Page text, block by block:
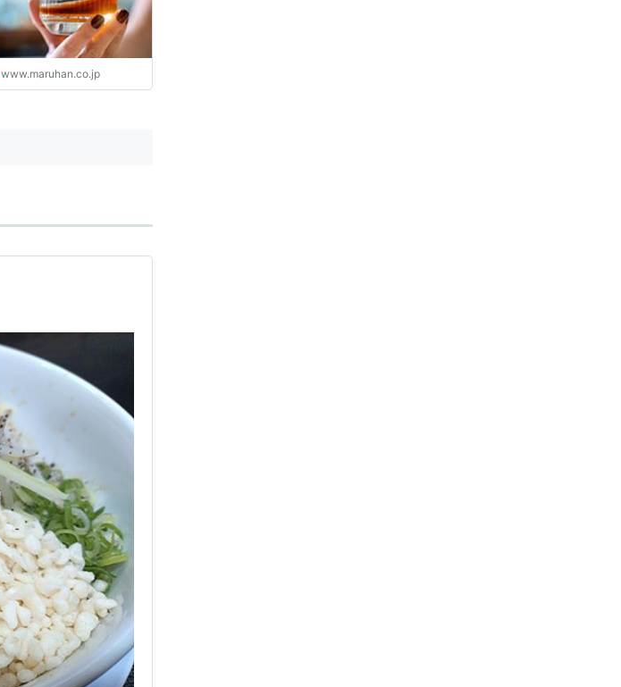
www.maruhan.co.jp